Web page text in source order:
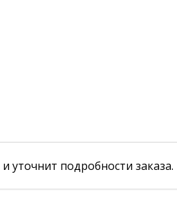
уточнит подробности заказа.